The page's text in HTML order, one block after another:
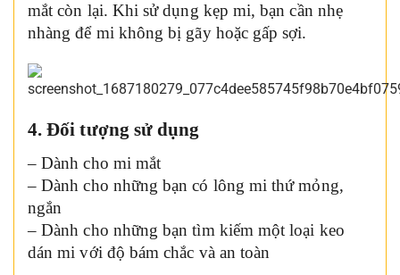
mắt còn lại. Khi sử dụng kẹp mi, bạn cần nhẹ
nhàng để mi không bị gãy hoặc gấp sợi.
4. Đối tượng sử dụng
– Dành cho mi mắt
– Dành cho những bạn có lông mi thứ mỏng,
ngắn
– Dành cho những bạn tìm kiếm một loại keo
dán mi với độ bám chắc và an toàn